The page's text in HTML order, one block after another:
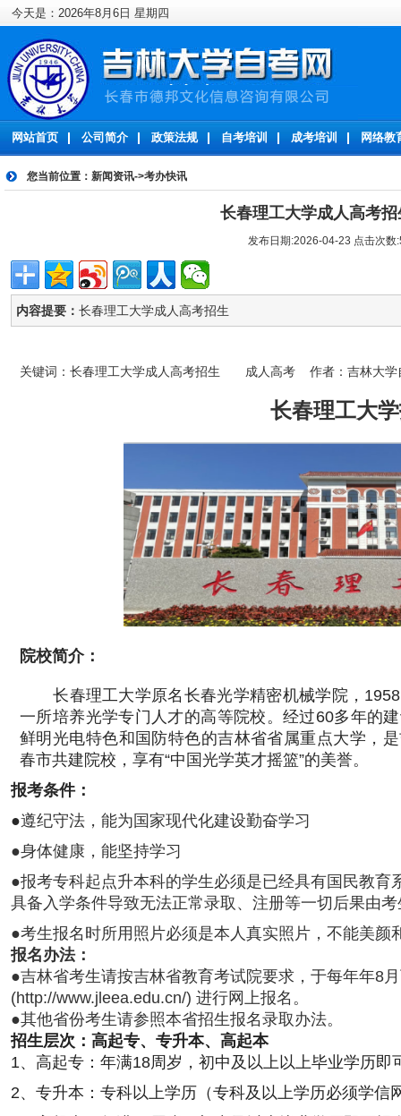
今天是：2026年8月6日 星期四
网站首页 公司简介 政策法规 自考培训 成考培训 网络教
您当前位置： 新闻资讯->考办快讯
长春理工大学成人高考
发布日期:2026-04-23 点击次数
内容提要： 长春理工大学成人高考招生
关键词：长春理工大学成人高考招生 成人高考 作者：吉林大学
长春理工大
院校简介：
长春理工大学原名长春光学精密机械学院，1958
一所培养光学专门人才的高等院校。经过60多年的
鲜明光电特色和国防特色的吉林省省属重点大学，
春市共建院校，享有“中国光学英才摇篮”的美誉。
报考条件：
●遵纪守法，能为国家现代化建设勤奋学习
●身体健康，能坚持学习
●报考专科起点升本科的学生必须是已经具有国民教育
具备入学条件导致无法正常录取、注册等一切后果由
●考生报名时所用照片必须是本人真实照片，不能美颜
报名办法：
●吉林省考生请按吉林省教育考试院要求，于每年年8
(http://www.jleea.edu.cn/) 进行网上报名。
●其他省份考生请参照本省招生报名录取办法。
招生层次：高起专、专升本、高起本
1、高起专：年满18周岁，初中及以上以上毕业学历即
2、专升本：专科以上学历（专科及以上学历必须学信